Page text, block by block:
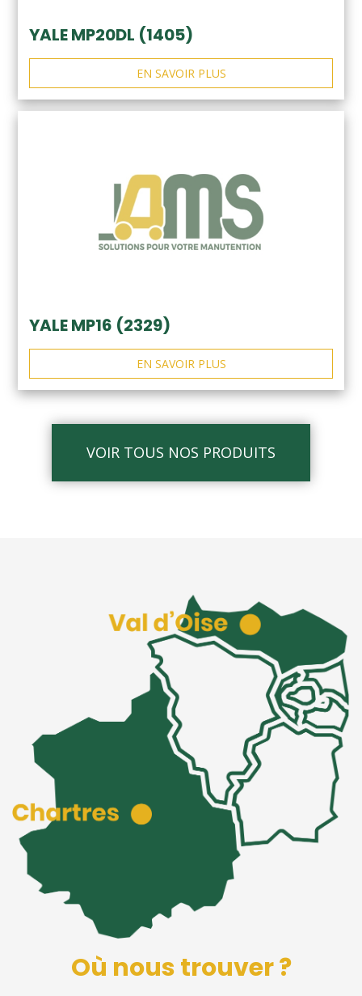
YALE MP20DL (1405)
EN SAVOIR PLUS
YALE MP16 (2329)
EN SAVOIR PLUS
VOIR TOUS NOS PRODUITS
Où nous trouver ?